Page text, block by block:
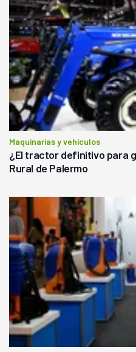
Maquinarias y vehículos
¿El tractor definitivo para
Rural de Palermo